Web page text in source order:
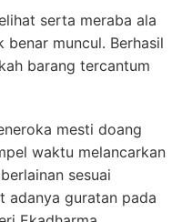
serta meraba ala
muncul. Berhasil
barang tercantum
mesti doang
waktu melancarkan
sesuai
adanya guratan pada